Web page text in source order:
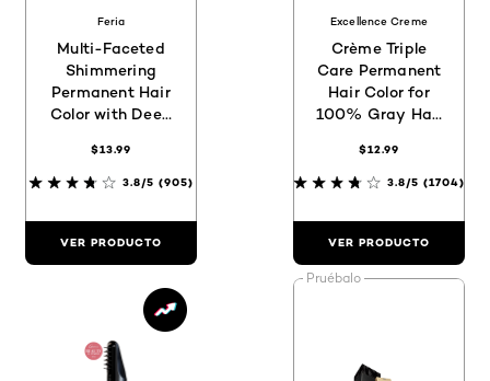
Feria
Multi-Faceted
Shimmering
Permanent Hair
Color with Deep
$13.99
3.8/5 (905)
VER PRODUCTO
Excellence Creme
Crème Triple
Care Permanent
Hair Color for
100% Gray Hair
$12.99
3.8/5 (1704)
VER PRODUCTO
Pruébalo